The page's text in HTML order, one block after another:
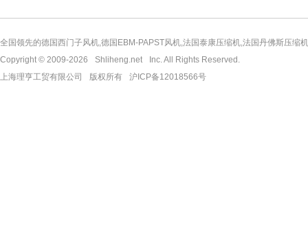
全国领先的德国西门子风机,德国EBM-PAPST风机,法国泰康压缩机,法国丹佛斯压缩
Copyright © 2009-2026
Shliheng.net
Inc. All Rights Reserved.
上海理亨工贸有限公司
版权所有 沪ICP备12018566号